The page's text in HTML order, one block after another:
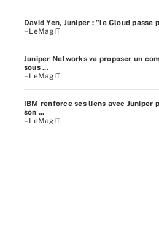
David Yen, Juniper : "le Cloud passe
– LeMagIT
Juniper Networks va proposer un
sous ...
– LeMagIT
IBM renforce ses liens avec Juniper
son ...
– LeMagIT